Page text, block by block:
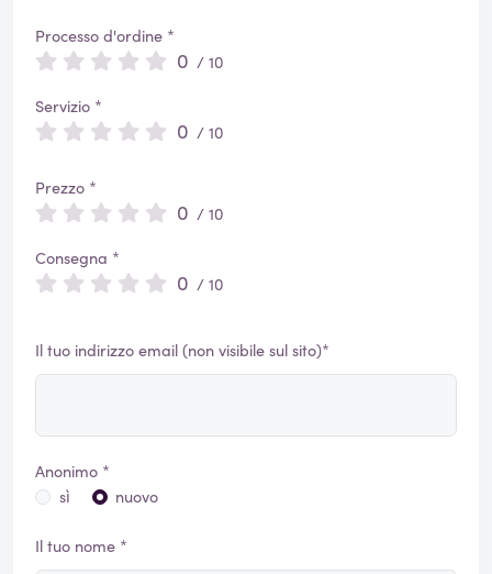
Processo d'ordine *
0 / 10
Servizio *
0 / 10
Prezzo *
0 / 10
Consegna *
0 / 10
Il tuo indirizzo email (non visibile sul sito)*
Anonimo *
sì
nuovo
Il tuo nome *